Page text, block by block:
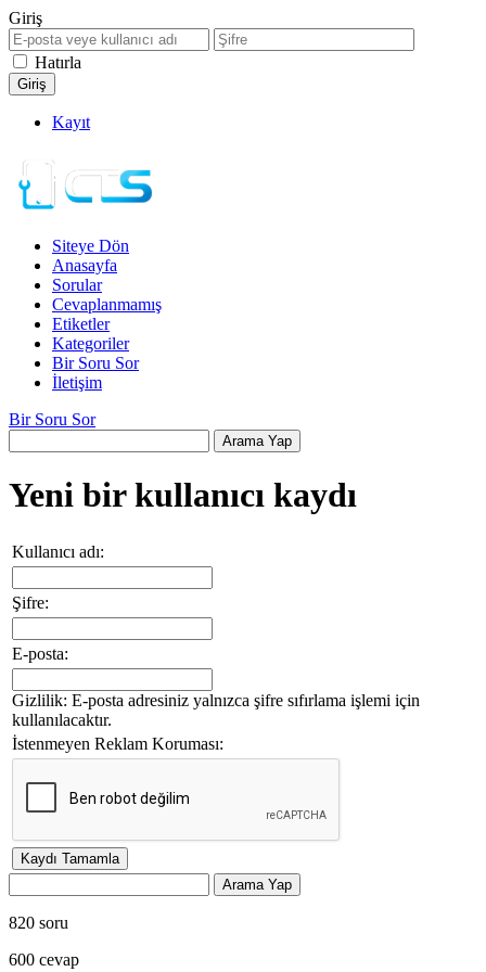
Giriş
Hatırla
Kayıt
Siteye Dön
Anasayfa
Sorular
Cevaplanmamış
Etiketler
Kategoriler
Bir Soru Sor
İletişim
Bir Soru Sor
Yeni bir kullanıcı kaydı
Kullanıcı adı:
Şifre:
E-posta:
Gizlilik: E-posta adresiniz yalnızca şifre sıfırlama işlemi için
kullanılacaktır.
İstenmeyen Reklam Koruması:
820 soru
600 cevap